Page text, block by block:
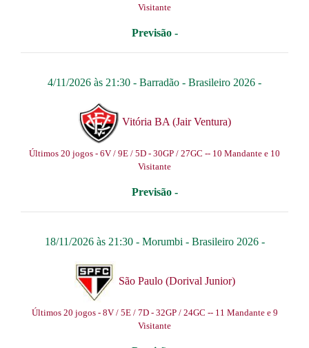
Visitante
Previsão -
4/11/2026 às 21:30 - Barradão - Brasileiro 2026 -
Vitória BA (Jair Ventura)
Últimos 20 jogos - 6V / 9E / 5D - 30GP / 27GC -- 10 Mandante e 10
Visitante
Previsão -
18/11/2026 às 21:30 - Morumbi - Brasileiro 2026-
São Paulo (Dorival Junior)
Últimos 20 jogos - 8V / 5E / 7D - 32GP / 24GC -- 11 Mandante e 9
Visitante